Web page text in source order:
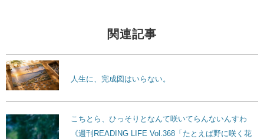
関連記事
人生に、完成図はいらない。
こちとら、ひっそりとなんて咲いてらんないんすわ
《週刊READING LIFE Vol.368「たとえば野に咲く花